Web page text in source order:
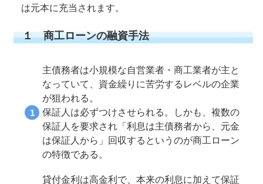
は元本に充当されます。
１ 商工ローンの融資手法
主債務者は小規模な自営業者・商工業者が主と
なっていて、資金繰りに苦労するレベルの企業
が狙われる。
保証人は必ずつけさせられる。しかも、複数の
保証人を要求され「利息は主債務者から、元金
は保証人から」回収するというのが商工ローン
の特徴である。
貸付金利は高金利で、本来の利息に加えて保証